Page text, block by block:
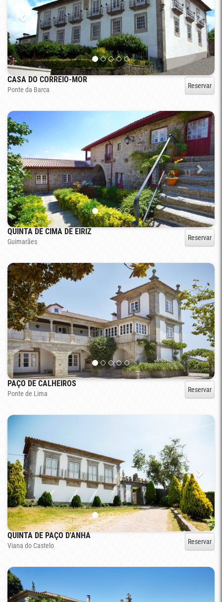
CASA DO CORREIO-MOR
Ponte da Barca Reservar
QUINTA DE CIMA DE EIRIZ
Guimarães Reservar
PAÇO DE CALHEIROS
Ponte de Lima Reservar
QUINTA DE PAÇO D'ANHA
Viana do Castelo Reservar